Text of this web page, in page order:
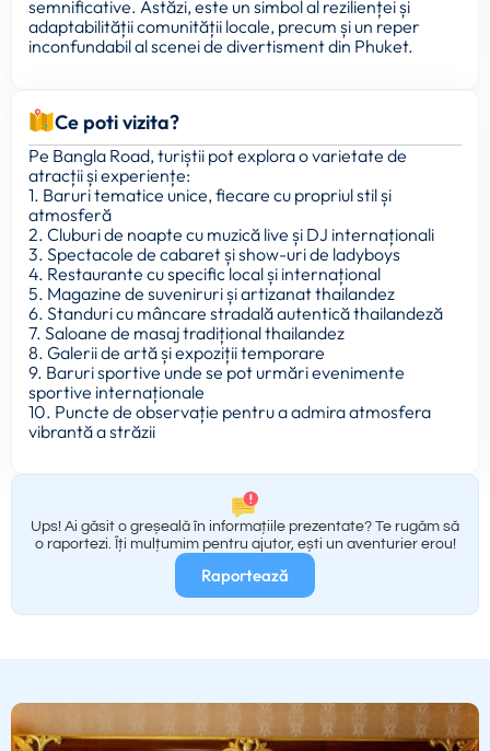
semnificative. Astăzi, este un simbol al rezilienței și
adaptabilității comunității locale, precum și un reper
inconfundabil al scenei de divertisment din Phuket.
Ce poti vizita?
Pe Bangla Road, turiștii pot explora o varietate de
atracții și experiențe:
1. Baruri tematice unice, fiecare cu propriul stil și
atmosferă
2. Cluburi de noapte cu muzică live și DJ internaționali
3. Spectacole de cabaret și show-uri de ladyboys
4. Restaurante cu specific local și internațional
5. Magazine de suveniruri și artizanat thailandez
6. Standuri cu mâncare stradală autentică thailandeză
7. Saloane de masaj tradițional thailandez
8. Galerii de artă și expoziții temporare
9. Baruri sportive unde se pot urmări evenimente
sportive internaționale
10. Puncte de observație pentru a admira atmosfera
vibrantă a străzii
Ups! Ai găsit o greșeală în informațiile prezentate? Te rugăm să
o raportezi. Îți mulțumim pentru ajutor, ești un aventurier erou!
Raportează